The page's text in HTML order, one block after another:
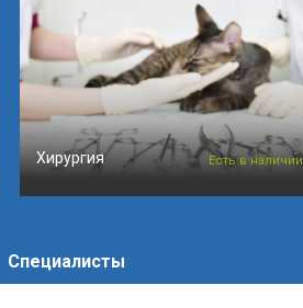
Хирургия Есть в наличии
Специалисты